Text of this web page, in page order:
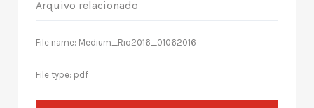
Arquivo relacionado
File name: Medium_Rio2016_01062016
File type: pdf